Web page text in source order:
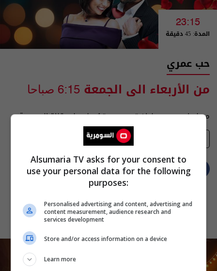
23:15
المدة: 45 دقيقة
حب عمري
من الأربعاء الى الجمعة 6:15 صباحا
مسلسل مصري بعنوان "حب عمري" يُعرض على قناة السومرية
Alsumaria TV asks for your consent to
use your personal data for the following
purposes:
Personalised advertising and content, advertising and
content measurement, audience research and
services development
Store and/or access information on a device
Learn more